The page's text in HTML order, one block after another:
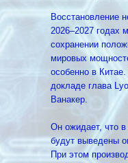
Восстановление
2026–2027 годах
сохранении
мировых
особенно в
докладе глава
Ванакер.
Он ожидает, что
будут выведены
При этом